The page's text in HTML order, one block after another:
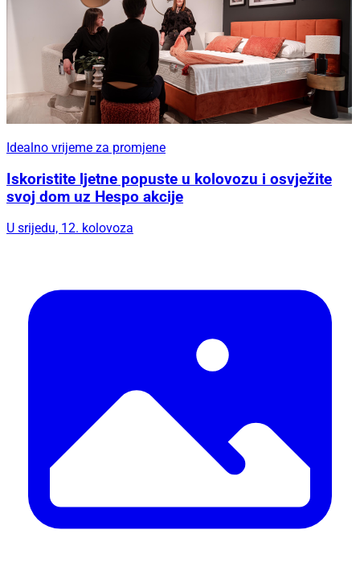
Idealno vrijeme za promjene
Iskoristite ljetne popuste u kolovozu i osvježite
svoj dom uz Hespo akcije
U srijedu, 12. kolovoza